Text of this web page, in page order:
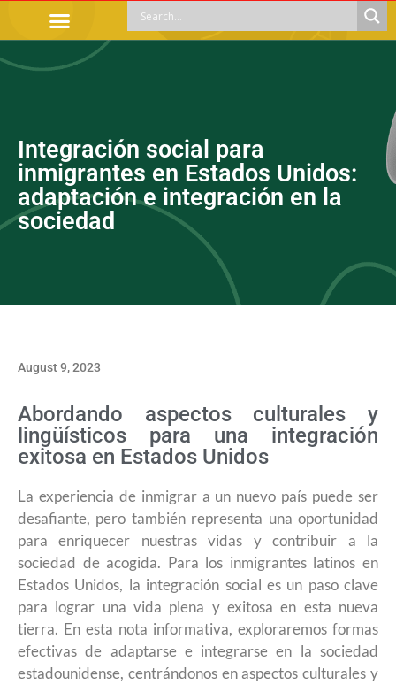
Integración social para
inmigrantes en Estados Unidos:
adaptación e integración en la
sociedad
August 9, 2023
Abordando aspectos culturales y
lingüísticos para una integración
exitosa en Estados Unidos
La experiencia de inmigrar a un nuevo país puede ser
desafiante, pero también representa una oportunidad
para enriquecer nuestras vidas y contribuir a la
sociedad de acogida. Para los inmigrantes latinos en
Estados Unidos, la integración social es un paso clave
para lograr una vida plena y exitosa en esta nueva
tierra. En esta nota informativa, exploraremos formas
efectivas de adaptarse e integrarse en la sociedad
estadounidense, centrándonos en aspectos culturales y